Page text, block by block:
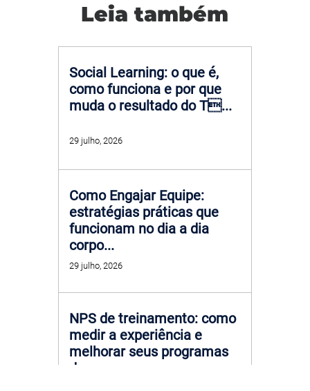
Leia também
Social Learning: o que é,
como funciona e por que
muda o resultado do T...
29 julho, 2026
Como Engajar Equipe:
estratégias práticas que
funcionam no dia a dia
corpo...
29 julho, 2026
NPS de treinamento: como
medir a experiência e
melhorar seus programas
de c...